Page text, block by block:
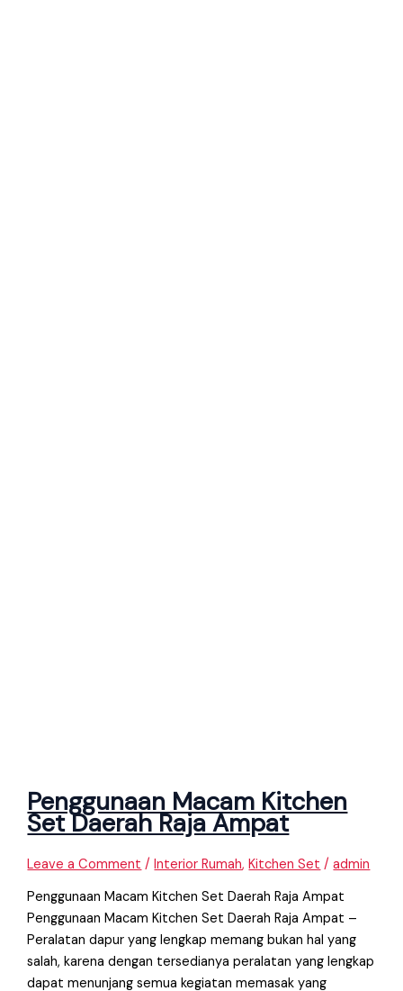
Penggunaan Macam Kitchen
Set Daerah Raja Ampat
Leave a Comment /Interior Rumah,Kitchen Set /admin
Penggunaan Macam Kitchen Set Daerah Raja Ampat
Penggunaan Macam Kitchen Set Daerah Raja Ampat –
Peralatan dapur yang lengkap memang bukan hal yang
salah, karena dengan tersedianya peralatan yang lengkap
dapat menunjang semua kegiatan memasak yang